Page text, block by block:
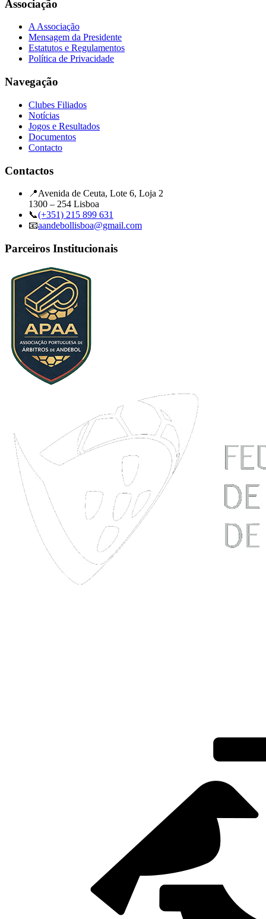
Associação
A Associação
Mensagem da Presidente
Estatutos e Regulamentos
Política de Privacidade
Navegação
Clubes Filiados
Notícias
Jogos e Resultados
Documentos
Contacto
Contactos
📍Avenida de Ceuta, Lote 6, Loja 2
1300 – 254 Lisboa
📞(+351) 215 899 631
📧aandebollisboa@gmail.com
Parceiros Institucionais